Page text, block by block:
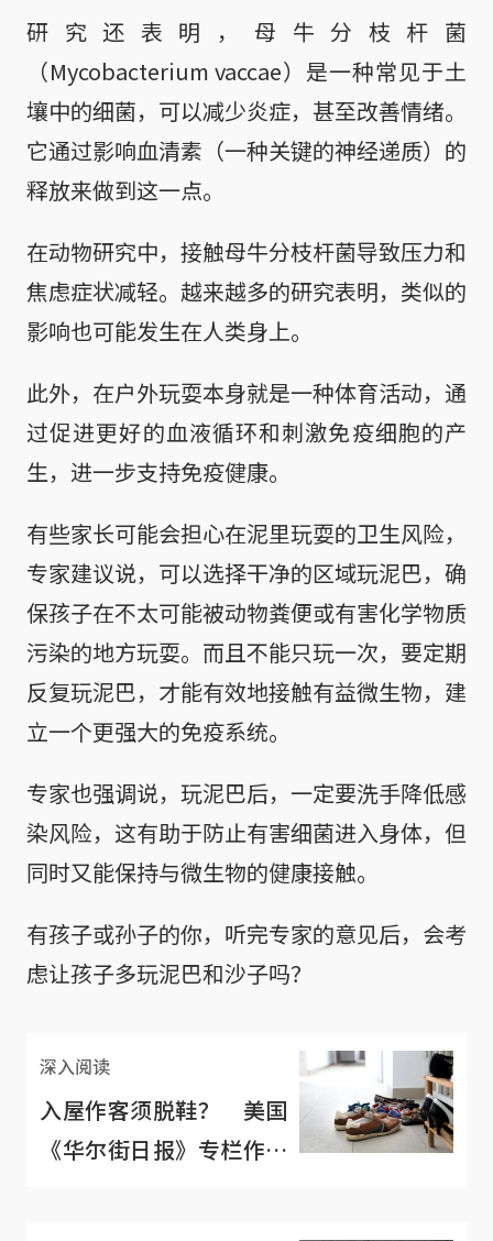
研究还表明，母牛分枝杆菌
（Mycobacterium vaccae）是一种常见于土
壤中的细菌，可以减少炎症，甚至改善情绪。
它通过影响血清素（一种关键的神经递质）的
释放来做到这一点。
在动物研究中，接触母牛分枝杆菌导致压力和
焦虑症状减轻。越来越多的研究表明，类似的
影响也可能发生在人类身上。
此外，在户外玩耍本身就是一种体育活动，通
过促进更好的血液循环和刺激免疫细胞的产
生，进一步支持免疫健康。
有些家长可能会担心在泥里玩耍的卫生风险，
专家建议说，可以选择干净的区域玩泥巴，确
保孩子在不太可能被动物粪便或有害化学物质
污染的地方玩耍。而且不能只玩一次，要定期
反复玩泥巴，才能有效地接触有益微生物，建
立一个更强大的免疫系统。
专家也强调说，玩泥巴后，一定要洗手降低感
染风险，这有助于防止有害细菌进入身体，但
同时又能保持与微生物的健康接触。
有孩子或孙子的你，听完专家的意见后，会考
虑让孩子多玩泥巴和沙子吗？
深入阅读
入屋作客须脱鞋？ 美国
《华尔街日报》专栏作家